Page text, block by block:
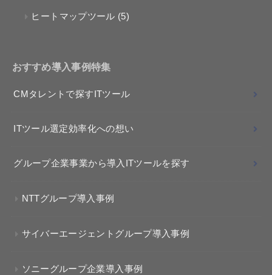
ヒートマップツール (5)
おすすめ導入事例特集
CMタレントで探すITツール
ITツール選定効率化への想い
グループ企業事業から導入ITツールを探す
NTTグループ導入事例
サイバーエージェントグループ導入事例
ソニーグループ企業導入事例